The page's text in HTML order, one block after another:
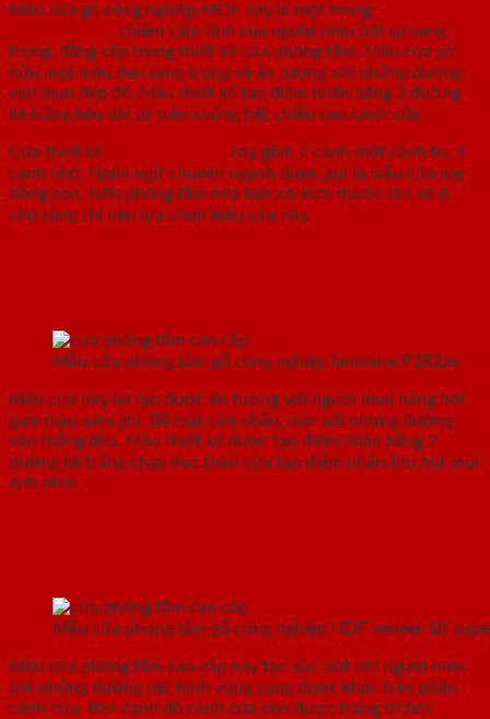
Mẫu cửa gỗ công nghiệp MDF này là một trong
chiếm cảm tình của người nhìn bởi sự sang
trọng, đẳng cấp trong thiết kế cửa phòng tắm. Mẫu cửa sở
hữu một màu đen sang trọng và ấn tượng với những đường
vân mun đẹp đẽ. Mẫu thiết kế tạo điểm nhấn bằng 3 đường
kẻ trắng kéo dài từ trên xuống hết chiều cao cánh cửa.
Cửa thiết kế
này gồm 2 cánh một cánh to, 1
cánh nhỏ. Ngôn ngữ chuyên ngành được gọi là mẫu cửa mẹ
bồng con. Nếu phòng tắm nhà bạn có kích thước lớn và ô
chờ rộng thì nên lựa chọn kiểu cửa này.
Mẫu cửa phòng tắm gỗ công nghiệp laminate P1R2as
Mẫu cửa này lại tạo được ấn tượng với người mua hàng bởi
gam màu xám ghi. Bề mặt cửa nhẵn, mịn với nhưng đường
vân thẳng đều. Mẫu thiết kế được tạo điểm nhấn bằng 2
đường kẻ trắng chạy dọc thân cửa tạo điểm nhấn thu hút mọi
ánh nhìn.
Mẫu cửa phòng tắm gỗ công nghiệp HDF veneer 1K
Mẫu cửa phòng tắm cao cấp này tạo sức hút với người nhìn
bởi những đường nét hình vòng cung được khắc trên phần
cánh cửa. Bên cạnh đó cánh cửa còn được trang trí bởi